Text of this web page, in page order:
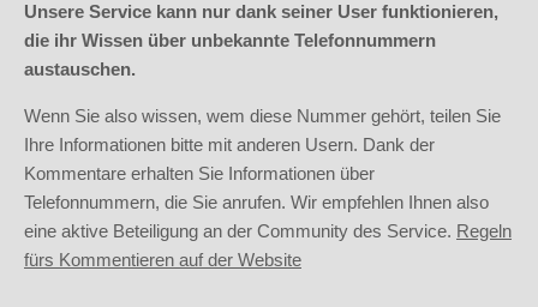
Unsere Service kann nur dank seiner User funktionieren,
die ihr Wissen über unbekannte Telefonnummern
austauschen.
Wenn Sie also wissen, wem diese Nummer gehört, teilen Sie
Ihre Informationen bitte mit anderen Usern. Dank der
Kommentare erhalten Sie Informationen über
Telefonnummern, die Sie anrufen. Wir empfehlen Ihnen also
eine aktive Beteiligung an der Community des Service. Regeln
fürs Kommentieren auf der Website